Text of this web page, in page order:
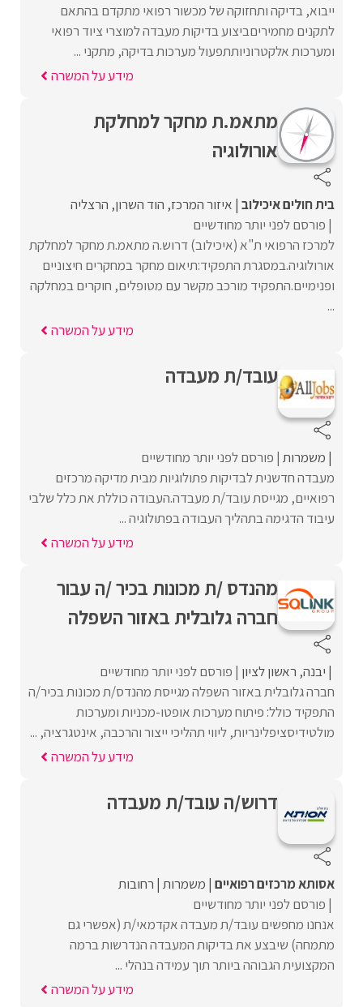
ייבוא, בדיקה ותחזוקה של מכשור רפואי מתקדם בהתאם
לתקנים מחמיריםביצוע בדיקות מעבדה למוצרי ציוד רפואי
ומערכות אלקטרוניותתפעול מערכות בדיקה, מתקני ...
מידע על המשרה
מתאמ.ת מחקר למחלקת
אורולוגיה
בית חולים איכילוב איזור המרכז הוד השרון הרצליה
פורסם לפני יותר מחודשיים
למרכז הרפואי ת"א (איכילוב) דרוש.ה מתאמ.ת מחקר למחלקת
אורולוגיה.במסגרת התפקיד:תיאום מחקר במחקרים חיצוניים
ופנימיים.התפקיד מורכב מקשר עם מטופלים, חוקרים במחלקה
...
מידע על המשרה
עובד/ת מעבדה
משמרות פורסם לפני יותר מחודשיים
מעבדה חדשנית לבדיקות פתולוגיות מבית מדיקה מרכזים
רפואיים, מגייסת עובד/ת מעבדה.העבודה כוללת את כלל שלבי
עיבוד הדגימה בתהליך העבודה בפתולוגיה ...
מידע על המשרה
מהנדס /ת מכונות בכיר /ה עבור
חברה גלובלית באזור השפלה
יבנה ראשון לציון פורסם לפני יותר מחודשיים
חברה גלובלית באזור השפלה מגייסת מהנדס/ת מכונות בכיר/ה
התפקיד כולל: פיתוח מערכות אופטו-מכניות ומערכות
מולטידיסציפלינריות, ליווי תהליכי ייצור והרכבה, אינטגרציה, ...
מידע על המשרה
דרוש/ה עובד/ת מעבדה
אסותא מרכזים רפואיים משמרות רחובות
פורסם לפני יותר מחודשיים
אנחנו מחפשים עובד/ת מעבדה אקדמאי/ת (אפשרי גם
מתמחה) שיבצע את בדיקות המעבדה הנדרשות ברמה
המקצועית הגבוהה ביותר תוך עמידה בנהלי ...
מידע על המשרה